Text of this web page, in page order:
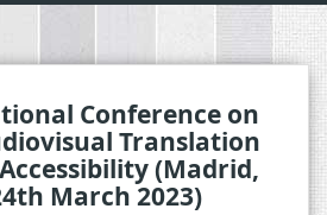
Conference on
Translation
(Madrid,
March 2023)